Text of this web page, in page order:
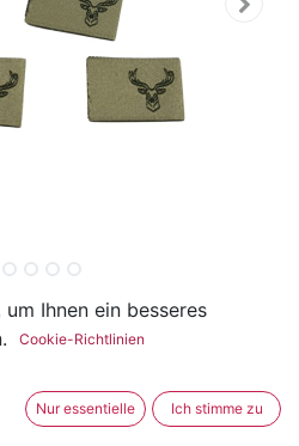
zum
22 x 15mm
Ihnen ein besseres
Cookie-Richtlinien
Nur essentielle Ich stimme zu